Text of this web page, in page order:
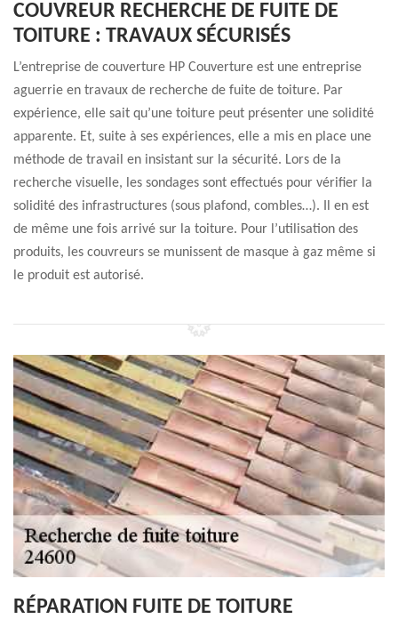
COUVREUR RECHERCHE DE FUITE DE
TOITURE : TRAVAUX SÉCURISÉS
L’entreprise de couverture HP Couverture est une entreprise
aguerrie en travaux de recherche de fuite de toiture. Par
expérience, elle sait qu’une toiture peut présenter une solidité
apparente. Et, suite à ses expériences, elle a mis en place une
méthode de travail en insistant sur la sécurité. Lors de la
recherche visuelle, les sondages sont effectués pour vérifier la
solidité des infrastructures (sous plafond, combles…). Il en est
de même une fois arrivé sur la toiture. Pour l’utilisation des
produits, les couvreurs se munissent de masque à gaz même si
le produit est autorisé.
RÉPARATION FUITE DE TOITURE